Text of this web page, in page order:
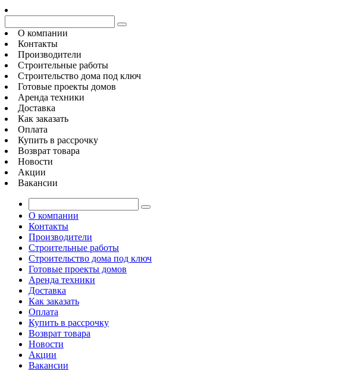
О компании
Контакты
Производители
Строительные работы
Строительство дома под ключ
Готовые проекты домов
Аренда техники
Доставка
Как заказать
Оплата
Купить в рассрочку
Возврат товара
Новости
Акции
Вакансии
О компании
Контакты
Производители
Строительные работы
Строительство дома под ключ
Готовые проекты домов
Аренда техники
Доставка
Как заказать
Оплата
Купить в рассрочку
Возврат товара
Новости
Акции
Вакансии